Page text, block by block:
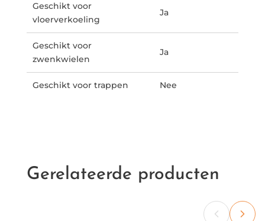
Geschikt voor
vloerverkoeling
Ja
Geschikt voor
zwenkwielen
Ja
Geschikt voor trappen Nee
Gerelateerde producten